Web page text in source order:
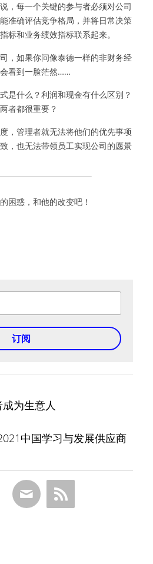
，每一个关键的参与者必须对公司
准确评估竞争格局，并将日常决策
标和业务绩效指标联系起来。
，如果你问像泰德一样的非财务经
看到一脸茫然……
是什么？利润和现金有什么区别？
者都很重要？
，管理者就无法将他们的优先事项
，也无法带领员工实现公司的愿景
困惑，和他的改变吧！
订阅
为生意人
中国学习与发展供应商